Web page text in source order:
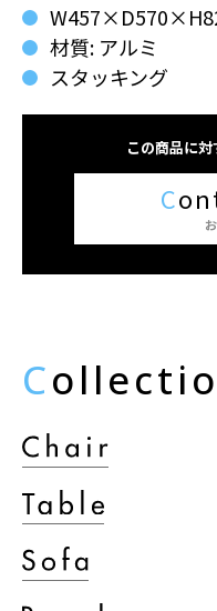
材質: アルミ
スタッキング
この商品に
C
C